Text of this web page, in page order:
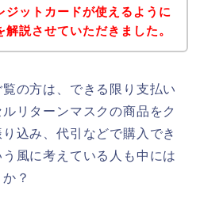
ジットカードが使えるように
解説させていただきました。
の方は、できる限り支払い
リターンマスクの商品をク
込み、代引などで購入でき
風に考えている人も中には
？